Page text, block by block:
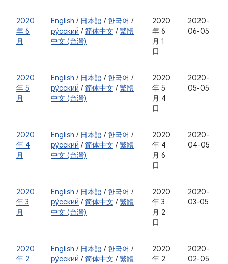
2020
年 6
月
English / 日本語 / 한국어 /
ру́сский /简体中文 /繁體
中文 (台灣)
2020
年 6
月 1
日
2020-
06-05
2020
年 5
月
English / 日本語 / 한국어 /
ру́сский /简体中文 /繁體
中文 (台灣)
2020
年 5
月 4
日
2020-
05-05
2020
年 4
月
English / 日本語 / 한국어 /
ру́сский /简体中文 /繁體
中文 (台灣)
2020
年 4
月 6
日
2020-
04-05
2020
年 3
月
English / 日本語 / 한국어 /
ру́сский /简体中文 /繁體
中文 (台灣)
2020
年 3
月 2
日
2020-
03-05
2020
年 2
English / 日本語 / 한국어 /
ру́сский /简体中文 /繁體
2020
年 2
2020-
02-05